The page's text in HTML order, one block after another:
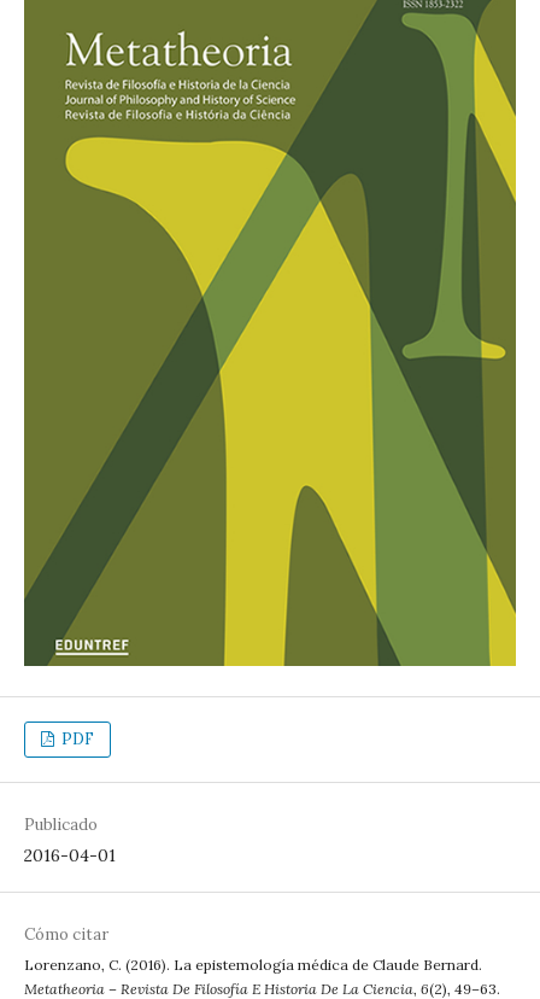
PDF
Publicado
2016-04-01
Cómo citar
Lorenzano, C. (2016). La epistemología médica de Claude Bernard.
Metatheoria – Revista De Filosofía E Historia De La Ciencia, 6(2), 49–63.